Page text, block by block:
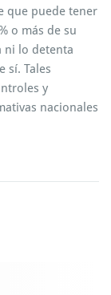
que puede tener
o más de su
ni lo detenta
sí. Tales
y
nacionales